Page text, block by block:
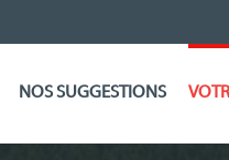
NOS SUGGESTIONS